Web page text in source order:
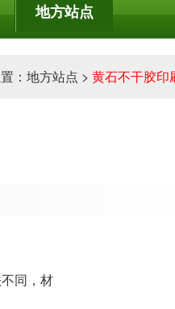
地方站点
： 地方站点 > 黄石不干胶印
同，材